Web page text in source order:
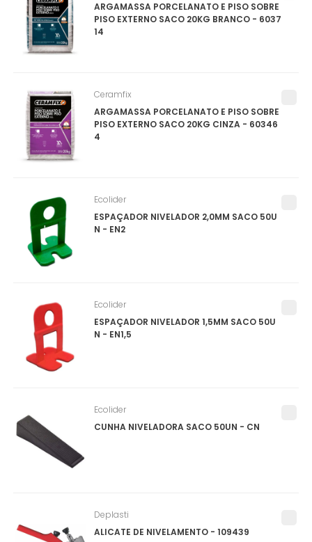
ARGAMASSA PORCELANATO E PISO SOBRE
PISO EXTERNO SACO 20KG BRANCO - 6037
14
ARGAMASSA PORCELANATO E PISO SOBRE
PISO EXTERNO SACO 20KG CINZA - 60346
4
Ceramfix
ESPAÇADOR NIVELADOR 2,0MM SACO 50U
N - EN2
Ecolider
ESPAÇADOR NIVELADOR 1,5MM SACO 50U
N - EN1,5
Ecolider
CUNHA NIVELADORA SACO 50UN - CN
Ecolider
ALICATE DE NIVELAMENTO - 109439
Deplasti